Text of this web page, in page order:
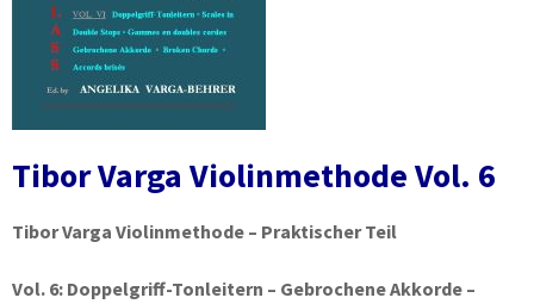
Tibor Varga Violinmethode Vol. 6
Tibor Varga Violinmethode – Praktischer Teil
Vol. 6: Doppelgriff-Tonleitern – Gebrochene Akkorde –